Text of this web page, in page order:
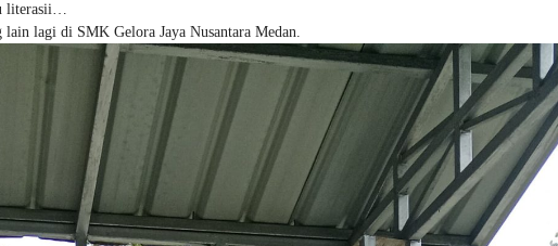
literasii…
lain lagi di SMK Gelora Jaya Nusantara Medan.